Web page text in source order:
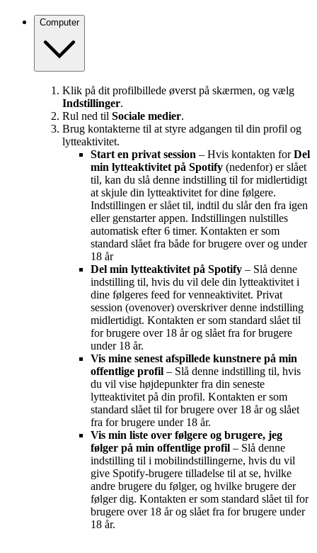
Computer
Klik på dit profilbillede øverst på skærmen, og vælg
Indstillinger.
Rul ned til Sociale medier.
Brug kontakterne til at styre adgangen til din profil og
lytteaktivitet.
Start en privat session – Hvis kontakten forDel
min lytteaktivitet på Spotify (nedenfor) er slået
til, kan du slå denne indstilling til for midlertidigt
at skjule din lytteaktivitet for dine følgere.
Indstillingen er slået til, indtil du slår den fra igen
eller genstarter appen. Indstillingen nulstilles
automatisk efter 6 timer. Kontakten er som
standard slået fra både for brugere over og under
18 år
Del min lytteaktivitet på Spotify – Slå denne
indstilling til, hvis du vil dele din lytteaktivitet i
dine følgeres feed for venneaktivitet. Privat
session (ovenover) overskriver denne indstilling
midlertidigt. Kontakten er som standard slået til
for brugere over 18 år og slået fra for brugere
under 18 år.
Vis mine senest afspillede kunstnere på min
offentlige profil – Slå denne indstilling til, hvis
du vil vise højdepunkter fra din seneste
lytteaktivitet på din profil. Kontakten er som
standard slået til for brugere over 18 år og slået
fra for brugere under 18 år.
Vis min liste over følgere og brugere, jeg
følger på min offentlige profil – Slå denne
indstilling til i mobilindstillingerne, hvis du vil
give Spotify-brugere tilladelse til at se, hvilke
andre brugere du følger, og hvilke brugere der
følger dig. Kontakten er som standard slået til for
brugere over 18 år og slået fra for brugere under
18 år.